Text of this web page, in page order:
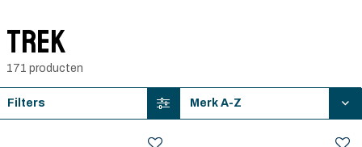
Trek
171 producten
Filters